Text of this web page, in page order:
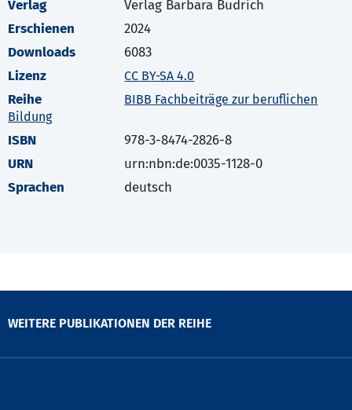
Verlag
Verlag Barbara Budrich
Erschienen
2024
Downloads
6083
Lizenz
CC BY-SA 4.0
Reihe
BIBB Fachbeiträge zur beruflichen
Bildung
ISBN
978-3-8474-2826-8
URN
urn:nbn:de:0035-1128-0
Sprachen
deutsch
WEITERE PUBLIKATIONEN DER REIHE